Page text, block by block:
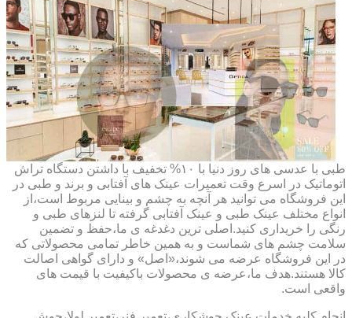
طبی با عدسی های روز دنیا با ۱۰% تخفیف با داشتن دستگاه تراش
اتوماتیک در اسرع وقت تعمیرات عینک های آفتابی و برند و طبی در
این فروشگاه می توانید هر آنچه به چشم و بینایی مربوط است،از
انواع مختلف عینک طبی و عینک آفتابی گرفته تا لنزهای طبی و
رنگی را خریداری کنید.اصلی ترین دغدغه ی ما،حفظ و تضمین
سلامت چشم های شماست و به همین خاطر تمامی محصولاتی که
در این فروشگاه عرضه می شوند،«اصل» و دارای گواهی اصالت
کالا هستند.هدف ما،عرضه ی محصولات باکیفیت با قیمت های
واقعی است.